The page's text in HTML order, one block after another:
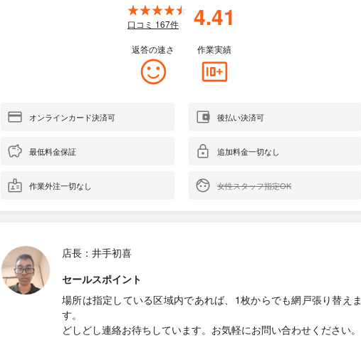
口コミ 167件 4.41
返答の速さ 作業実績
オンラインカード決済可 後払い決済可
最低料金保証 追加料金一切なし
作業外注一切なし 女性スタッフ指定OK
店長：井手初喜
セールスポイント
場所は指定している区域内であれば、1枚からでも網戸張り替えま
す。
どしどし連絡お待ちしています。お気軽にお問い合わせください。